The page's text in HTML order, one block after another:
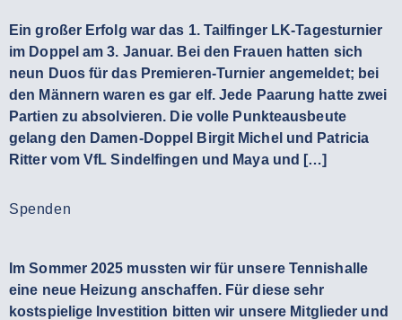
Ein großer Erfolg war das 1. Tailfinger LK-Tagesturnier
im Doppel am 3. Januar. Bei den Frauen hatten sich
neun Duos für das Premieren-Turnier angemeldet; bei
den Männern waren es gar elf. Jede Paarung hatte zwei
Partien zu absolvieren. Die volle Punkteausbeute
gelang den Damen-Doppel Birgit Michel und Patricia
Ritter vom VfL Sindelfingen und Maya und […]
Spenden
Im Sommer 2025 mussten wir für unsere Tennishalle
eine neue Heizung anschaffen. Für diese sehr
kostspielige Investition bitten wir unsere Mitglieder und